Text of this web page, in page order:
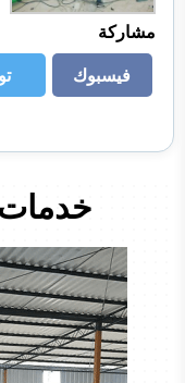
مشاركة
فيسبوك
فيسبوك
خدمات